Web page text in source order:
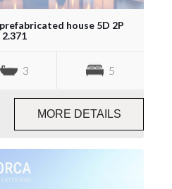
house 5D 2P
2.371
3 5
MORE DETAILS